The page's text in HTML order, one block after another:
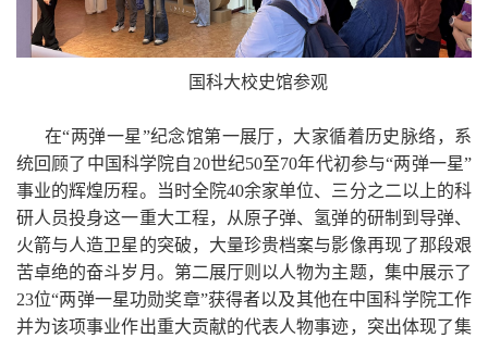
国科大校史馆参观
在“两弹一星”纪念馆第一展厅，大家循着历史脉络，系
统回顾了中国科学院自20世纪50至70年代初参与“两弹一星”
事业的辉煌历程。当时全院40余家单位、三分之二以上的科
研人员投身这一重大工程，从原子弹、氢弹的研制到导弹、
火箭与人造卫星的突破，大量珍贵档案与影像再现了那段艰
苦卓绝的奋斗岁月。第二展厅则以人物为主题，集中展示了
23位“两弹一星功勋奖章”获得者以及其他在中国科学院工作
并为该项事业作出重大贡献的代表人物事迹，突出体现了集